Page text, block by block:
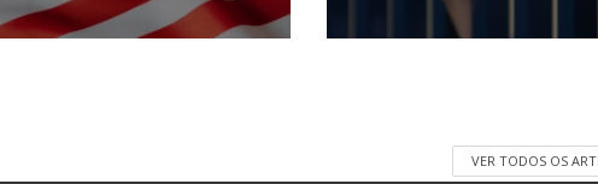
VER TODOS OS